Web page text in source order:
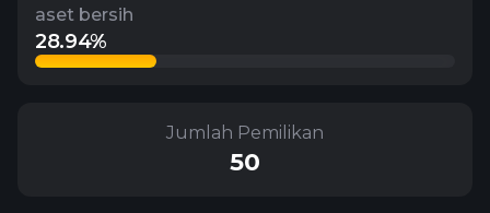
aset bersih
28.94%
Jumlah Pemilikan
50